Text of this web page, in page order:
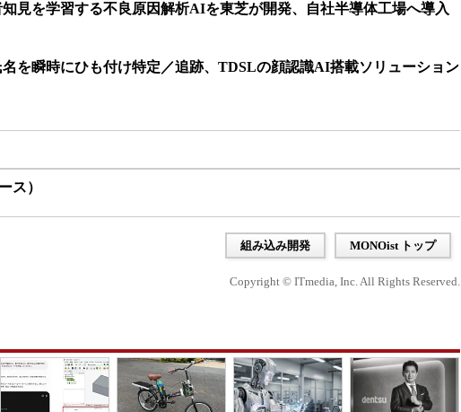
見を学習する不良原因解析AIを東芝が開発、自社半導体工場へ導入
名を瞬時にひも付け特定／追跡、TDSLの顔認識AI搭載ソリューション
ス）
組み込み開発 MONOist トップ
Copyright © ITmedia, Inc. All Rights Reserved.